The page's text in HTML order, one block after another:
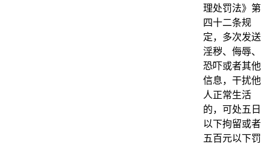
理处罚法》第
四十二条规
定，多次发送
淫秽、侮辱、
恐吓或者其他
信息，干扰他
人正常生活
的，可处五日
以下拘留或者
五百元以下罚